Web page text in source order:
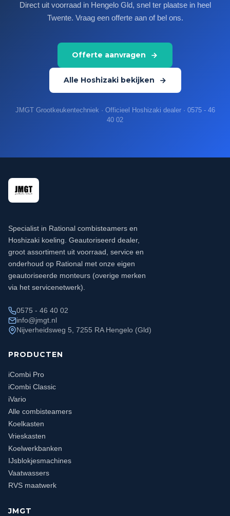
Direct uit voorraad in Hengelo Gld, snel ter plaatse in heel
Twente. Vraag een offerte aan of bel ons.
Offerte aanvragen
Alle Hoshizaki bekijken
JMGT Grootkeukentechniek · Officieel Hoshizaki dealer · 0575 - 46
40 02
Specialist in Rational combisteamers en
Hoshizaki koeling. Geautoriseerd dealer,
groot assortiment uit voorraad, service en
onderhoud op Rational met onze eigen
geautoriseerde monteurs (overige merken
via het servicenetwerk).
0575 - 46 40 02
info@jmgt.nl
Nijverheidsweg 5, 7255 RA Hengelo (Gld)
PRODUCTEN
iCombi Pro
iCombi Classic
iVario
Alle combisteamers
Koelkasten
Vrieskasten
Koelwerkbanken
IJsblokjesmachines
Vaatwassers
RVS maatwerk
JMGT